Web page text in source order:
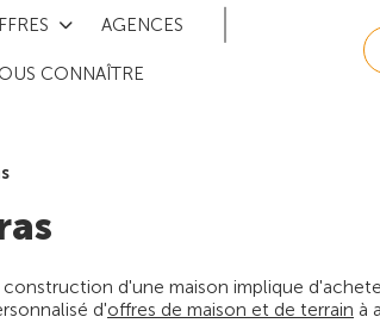
AGENCES
CONNAÎTRE
d'une maison implique
d'offres de maison et de terrain à